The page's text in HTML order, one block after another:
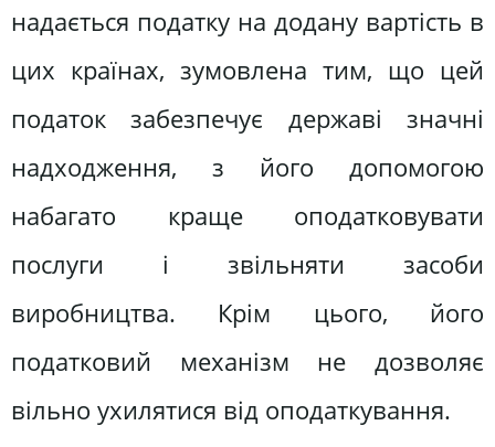
надається податку на додану вартість в
цих країнах, зумовлена тим, що цей
податок забезпечує державі значні
надходження, з його допомогою
набагато краще оподатковувати
послуги і звільняти засоби
виробництва. Крім цього, його
податковий механізм не дозволяє
вільно ухилятися від оподаткування.